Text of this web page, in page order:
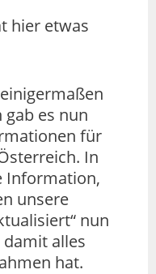
hier etwas
es nun
für
In
Information,
unsere
nun
alles
hat.